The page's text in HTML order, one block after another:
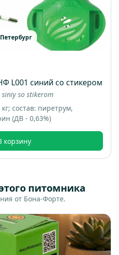
L001 синий со стикером
so stikerom
состав: пиретрум,
(ДВ - 0,63%)
корзину
питомника
от Бона-Форте.